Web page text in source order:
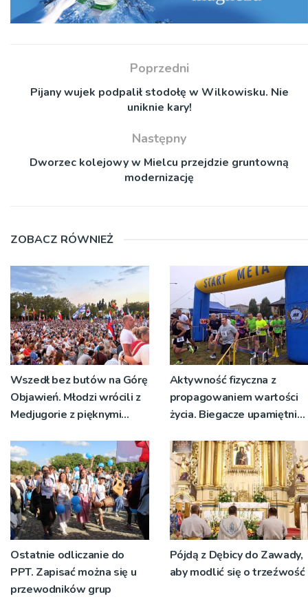
Poprzedni
Pijany wujek podpalił stodołę w Wilkowisku. Nie
uniknie kary!
Następny
Dworzec kolejowy w Mielcu przejdzie gruntowną
modernizację
ZOBACZ RÓWNIEŻ
Wszedł bez butów na Górę
Objawień. Młodzi wrócili z
Medjugorie z pięknymi
Aktywność fizyczna z
propagowaniem wartości
życia. Biegacze upamiętnili
Ostatnie odliczanie do
PPT. Zapisać można się u
przewodników grup
Pójdą z Dębicy do Zawady,
aby modlić się o trzeźwość